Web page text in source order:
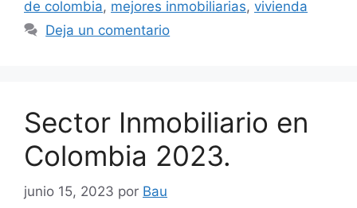
de colombia, mejores inmobiliarias, vivienda
Deja un comentario
Sector Inmobiliario en
Colombia 2023.
junio 15, 2023 por Bau